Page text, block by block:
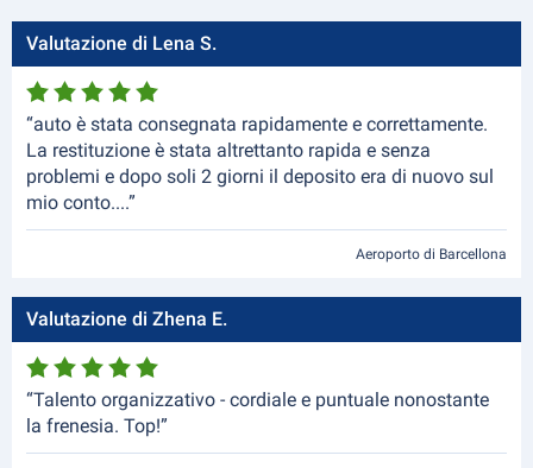
Valutazione di Lena S.
“auto è stata consegnata rapidamente e correttamente.
La restituzione è stata altrettanto rapida e senza
problemi e dopo soli 2 giorni il deposito era di nuovo sul
mio conto....”
Aeroporto di Barcellona
Valutazione di Zhena E.
“Talento organizzativo - cordiale e puntuale nonostante
la frenesia. Top!”